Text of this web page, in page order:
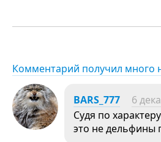
Комментарий получил много
BARS_777 6
Судя по
это не дельфины